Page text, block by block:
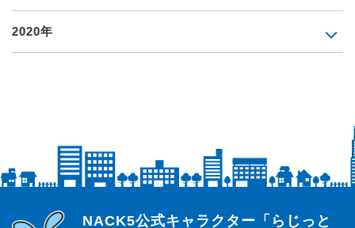
2020年
らじっと君
NACK5公式キャラクター「らじっと